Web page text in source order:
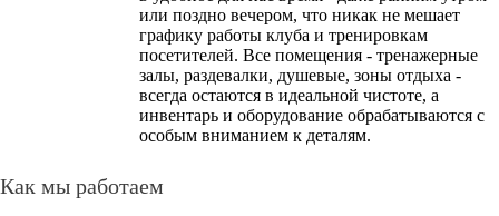
или поздно вечером, что никак не мешает
графику работы клуба и тренировкам
посетителей. Все помещения - тренажерные
залы, раздевалки, душевые, зоны отдыха -
всегда остаются в идеальной чистоте, а
инвентарь и оборудование обрабатываются с
особым вниманием к деталям.
Как мы работаем